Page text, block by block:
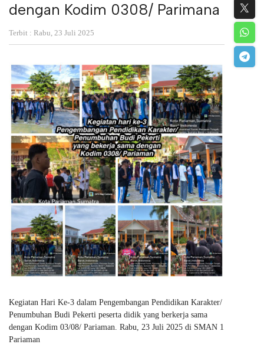
dengan Kodim 0308/ Parimana
Terbit : Rabu, 23 Juli 2025
Kegiatan Hari Ke-3 dalam Pengembangan Pendidikan Karakter/
Penumbuhan Budi Pekerti peserta didik yang berkerja sama
dengan Kodim 03/08/ Pariaman. Rabu, 23 Juli 2025 di SMAN 1
Pariaman